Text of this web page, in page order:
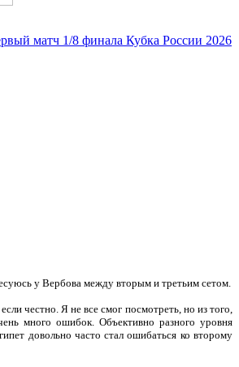
матч 1/8 финала Кубка России 2026
у Вербова между вторым и третьим сетом.
честно. Я не все смог посмотреть, но из того,
много ошибок. Объективно разного уровня
довольно часто стал ошибаться ко второму